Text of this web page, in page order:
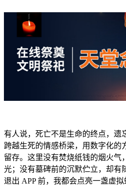
有人说，死亡不是生命的终点，遗
跨越生死的情感桥梁，用数字化的
留存。这里没有焚烧纸钱的烟火气
光；没有墓碑前的沉默伫立，却有
退出 APP 前，我都会点亮一盏虚